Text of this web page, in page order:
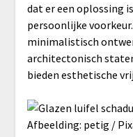
dat er een oplossing
persoonlijke
minimalistisch
architectonisch
bieden esthetische
Afbeelding: petig /